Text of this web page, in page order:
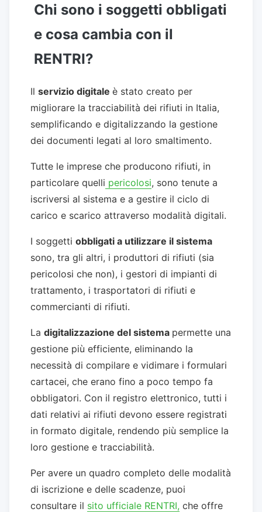
Chi sono i soggetti obbligati
e cosa cambia con il
RENTRI?
Il servizio digitale è stato creato per
migliorare la tracciabilità dei rifiuti in Italia,
semplificando e digitalizzando la gestione
dei documenti legati al loro smaltimento.
Tutte le imprese che producono rifiuti, in
particolare quelli pericolosi, sono tenute a
iscriversi al sistema e a gestire il ciclo di
carico e scarico attraverso modalità digitali.
I soggetti obbligati a utilizzare il sistema
sono, tra gli altri, i produttori di rifiuti (sia
pericolosi che non), i gestori di impianti di
trattamento, i trasportatori di rifiuti e
commercianti di rifiuti.
La digitalizzazione del sistema permette una
gestione più efficiente, eliminando la
necessità di compilare e vidimare i formulari
cartacei, che erano fino a poco tempo fa
obbligatori. Con il registro elettronico, tutti i
dati relativi ai rifiuti devono essere registrati
in formato digitale, rendendo più semplice la
loro gestione e tracciabilità.
Per avere un quadro completo delle modalità
di iscrizione e delle scadenze, puoi
consultare il sito ufficiale RENTRI, che offre